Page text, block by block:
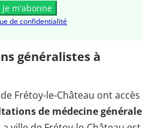
Je m'abonne
de confidentialité
généralistes à
Frétoy-le-Château ont accès
de médecine générale